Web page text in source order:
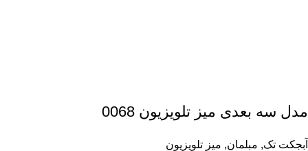
مدل سه بعدی میز تلویزیون 0068
آبجکت تک, مبلمان, میز تلویزیون